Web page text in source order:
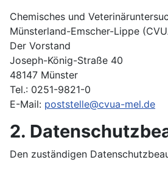
Chemisches und
Münsterland-Emscher-Lippe
Der Vorstand
Joseph-König-Straße 40
48147 Münster
Tel.: 0251-9821-0
E-Mail: poststelle@cvua-mel.de
2.
Den zuständigen